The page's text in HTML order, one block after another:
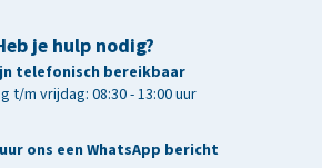
je hulp nodig?
telefonisch bereikbaar
t/m vrijdag: 08:30 - 13:00 uur
ons een WhatsApp bericht